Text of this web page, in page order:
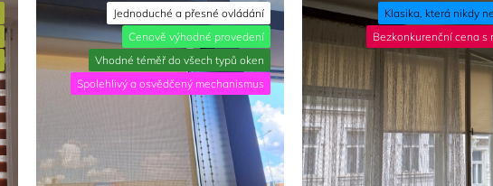
Jednoduché a přesné ovládání
Cenově výhodné provedení
Vhodné téměř do všech typů oken
Spolehlivý a osvědčený mechanismus
Klasika, která nikdy
Bezkonkurenční cena s